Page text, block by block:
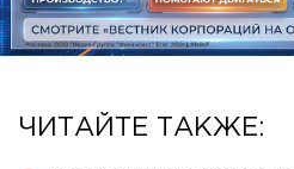
ЧИТАЙТЕ ТАКЖЕ: